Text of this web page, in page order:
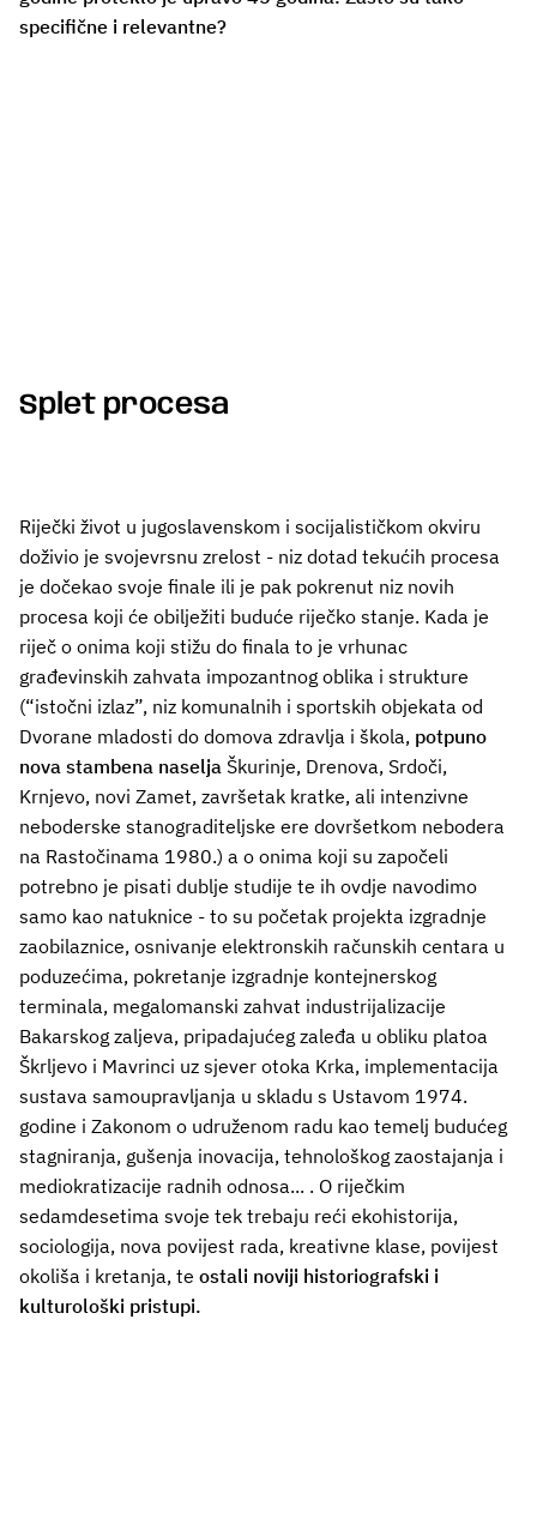
specifične i relevantne?
Splet procesa
Riječki život u jugoslavenskom i socijalističkom okviru
doživio je svojevrsnu zrelost - niz dotad tekućih procesa
je dočekao svoje finale ili je pak pokrenut niz novih
procesa koji će obilježiti buduće riječko stanje. Kada je
riječ o onima koji stižu do finala to je vrhunac
građevinskih zahvata impozantnog oblika i strukture
(“istočni izlaz”, niz komunalnih i sportskih objekata od
Dvorane mladosti do domova zdravlja i škola, potpuno
nova stambena naselja Škurinje, Drenova, Srdoči,
Krnjevo, novi Zamet, završetak kratke, ali intenzivne
neboderske stanograditeljske ere dovršetkom nebodera
na Rastočinama 1980.) a o onima koji su započeli
potrebno je pisati dublje studije te ih ovdje navodimo
samo kao natuknice - to su početak projekta izgradnje
zaobilaznice, osnivanje elektronskih računskih centara u
poduzećima, pokretanje izgradnje kontejnerskog
terminala, megalomanski zahvat industrijalizacije
Bakarskog zaljeva, pripadajućeg zaleđa u obliku platoa
Škrljevo i Mavrinci uz sjever otoka Krka, implementacija
sustava samoupravljanja u skladu s Ustavom 1974.
godine i Zakonom o udruženom radu kao temelj budućeg
stagniranja, gušenja inovacija, tehnološkog zaostajanja i
mediokratizacije radnih odnosa... . O riječkim
sedamdesetima svoje tek trebaju reći ekohistorija,
sociologija, nova povijest rada, kreativne klase, povijest
okoliša i kretanja, te ostali noviji historiografski i
kulturološki pristupi.